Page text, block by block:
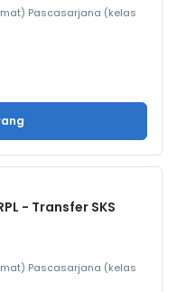
Pascasarjana (kelas
- Transfer SKS
Pascasarjana (kelas